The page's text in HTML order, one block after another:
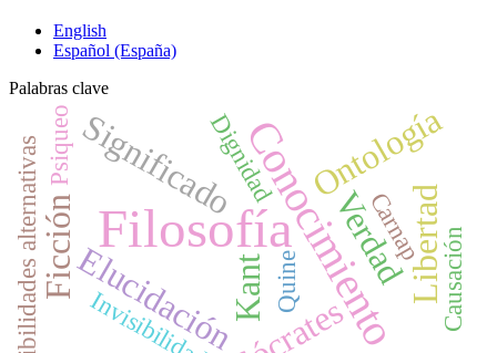
English
Español (España)
Palabras clave
FilosofíaConocimiento
Ontología
Kant Verdad
Elucidación
Ficción
Significado
Libertad
Invisibilidad
Posibilidades alternativas Causación
Carnap
Psiqueo
Quine
Dignidad